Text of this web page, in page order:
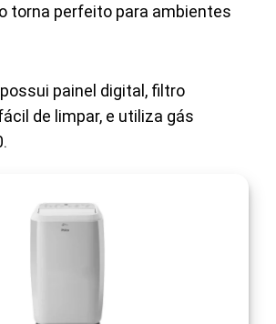
torna perfeito para ambientes
painel digital, filtro
de limpar, e utiliza gás